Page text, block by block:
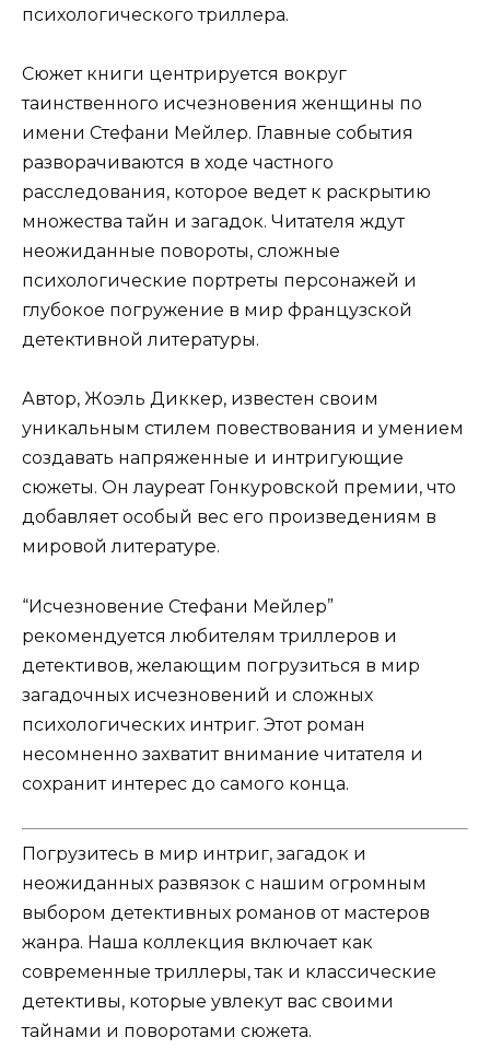
психологического триллера.
Сюжет книги центрируется вокруг
таинственного исчезновения женщины по
имени Стефани Мейлер. Главные события
разворачиваются в ходе частного
расследования, которое ведет к раскрытию
множества тайн и загадок. Читателя ждут
неожиданные повороты, сложные
психологические портреты персонажей и
глубокое погружение в мир французской
детективной литературы.
Автор, Жоэль Диккер, известен своим
уникальным стилем повествования и умением
создавать напряженные и интригующие
сюжеты. Он лауреат Гонкуровской премии, что
добавляет особый вес его произведениям в
мировой литературе.
“Исчезновение Стефани Мейлер”
рекомендуется любителям триллеров и
детективов, желающим погрузиться в мир
загадочных исчезновений и сложных
психологических интриг. Этот роман
несомненно захватит внимание читателя и
сохранит интерес до самого конца.
Погрузитесь в мир интриг, загадок и
неожиданных развязок с нашим огромным
выбором детективных романов от мастеров
жанра. Наша коллекция включает как
современные триллеры, так и классические
детективы, которые увлекут вас своими
тайнами и поворотами сюжета.